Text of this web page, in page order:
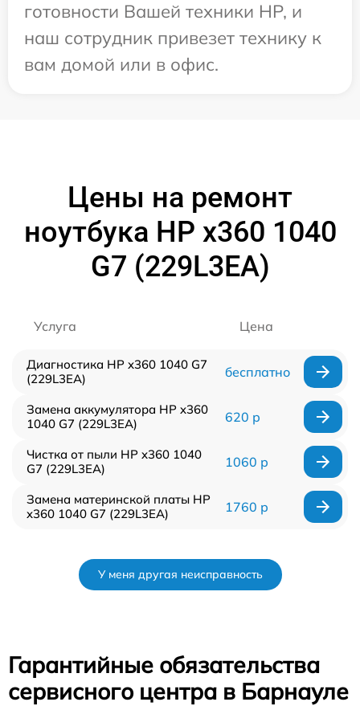
готовности Вашей техники HP, и
наш сотрудник привезет технику к
вам домой или в офис.
Цены на ремонт
ноутбука HP x360 1040
G7 (229L3EA)
Услуга Цена
Диагностика HP x360 1040 G7
(229L3EA)
бесплатно
Замена аккумулятора HP x360
1040 G7 (229L3EA)
620 р
Чистка от пыли HP x360 1040
G7 (229L3EA)
1060 р
Замена материнской платы HP
x360 1040 G7 (229L3EA)
1760 р
У меня другая неисправность
Гарантийные обязательства
сервисного центра в Барнауле